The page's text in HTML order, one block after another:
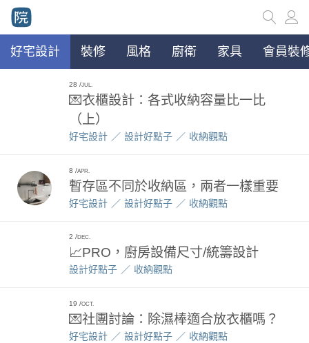
好宅設計 裝修 風格 廚衛 家具 會員裝
28 JUL.
💌衣櫃設計：各式收納容量比一比
（上）
好宅設計 設計好點子 收納觀點
8 APR.
暫存區不同於收納區，兩者一樣重要
好宅設計 設計好點子 收納觀點
2 DEC.
📈PRO，廚房設備尺寸/統籌設計
設計好點子 收納觀點
19 OCT.
💌社團討論：除濕棒適合放衣櫃嗎？
好宅設計 設計好點子 收納觀點